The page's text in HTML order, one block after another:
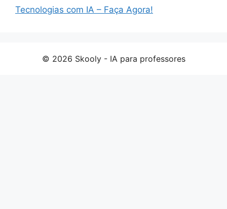
Tecnologias com IA – Faça Agora!
© 2026 Skooly - IA para professores